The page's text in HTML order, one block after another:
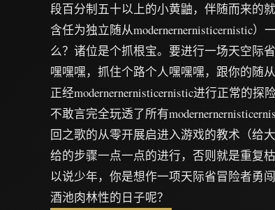
段百分制五十以上的小黄鼬，伴随而来的
含任为独立随从modernernernisticernistic
么？诸位是个抓根宝。要进行一场天空际
嘿嘿嘿，抓住个路个人嘿嘿嘿，跟你的随
正经modernernernisticernistic进行正常的
不敢言完全玩透了所有
回之歌的从零开展启进入游戏的教术（给
给的步骤一点一点的进行，否则就是重复
以说少年，你是想作一项天际省冒险者勇
酒池肉林性的日子呢？